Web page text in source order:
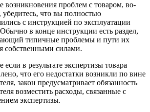
возникновения проблем с товаром, во-
убедитесь, что вы полностью
с инструкцией по эксплуатации
в конце инструкции есть раздел,
типичные проблемы и пути их
собственными силами.
если в результате экспертизы товара
что его недостатки возникли по вине
закон предусматривает обязанность
возместить расходы, связанные с
экспертизы.